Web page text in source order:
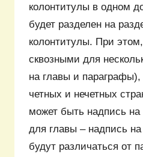
колонтитулы в одном
будет разделен на
колонтитулы. При
сквозными для
на главы и
четных и нечетных
может быть надпись на
для главы – надпись
будут различаться от